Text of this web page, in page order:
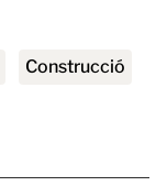
Construcció